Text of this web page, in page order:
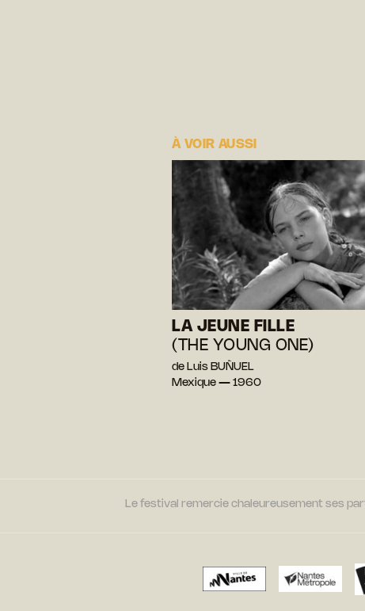
À VOIR AUSSI
LA JEUNE FILLE
(THE YOUNG ONE)
de Luis BUÑUEL
Mexique — 1960
Le festival remercie chaleureusement ses